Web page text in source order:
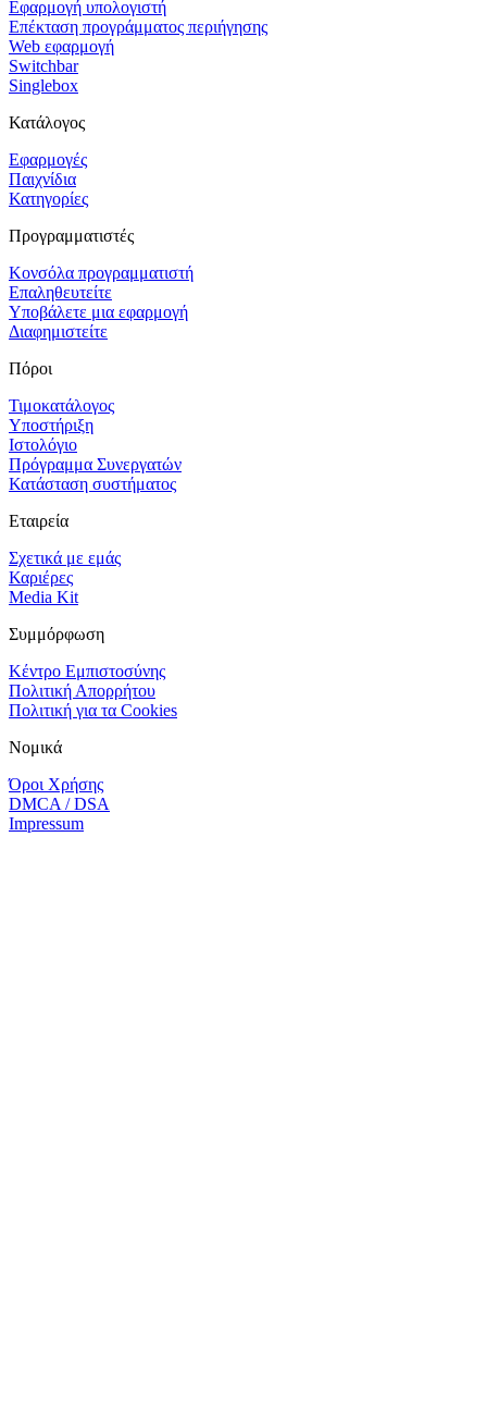
Εφαρμογή υπολογιστή
Επέκταση προγράμματος περιήγησης
Web εφαρμογή
Switchbar
Singlebox
Κατάλογος
Εφαρμογές
Παιχνίδια
Κατηγορίες
Προγραμματιστές
Κονσόλα προγραμματιστή
Επαληθευτείτε
Υποβάλετε μια εφαρμογή
Διαφημιστείτε
Πόροι
Τιμοκατάλογος
Υποστήριξη
Ιστολόγιο
Πρόγραμμα Συνεργατών
Κατάσταση συστήματος
Εταιρεία
Σχετικά με εμάς
Καριέρες
Media Kit
Συμμόρφωση
Κέντρο Εμπιστοσύνης
Πολιτική Απορρήτου
Πολιτική για τα Cookies
Νομικά
Όροι Χρήσης
DMCA / DSA
Impressum